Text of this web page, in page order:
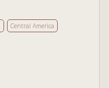
Central America